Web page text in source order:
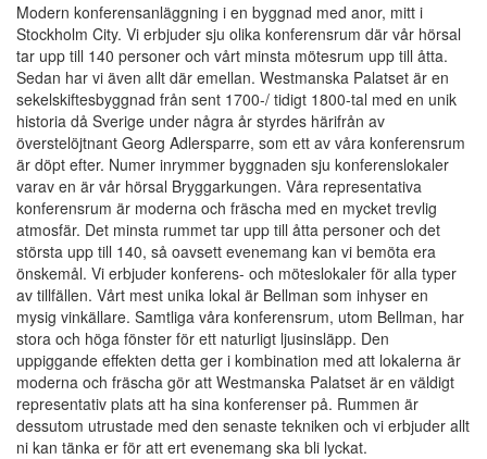
Modern konferensanläggning i en byggnad med anor, mitt i
Stockholm City. Vi erbjuder sju olika konferensrum där vår hörsal
tar upp till 140 personer och vårt minsta mötesrum upp till åtta.
Sedan har vi även allt där emellan. Westmanska Palatset är en
sekelskiftesbyggnad från sent 1700-/ tidigt 1800-tal med en unik
historia då Sverige under några år styrdes härifrån av
överstelöjtnant Georg Adlersparre, som ett av våra konferensrum
är döpt efter. Numer inrymmer byggnaden sju konferenslokaler
varav en är vår hörsal Bryggarkungen. Våra representativa
konferensrum är moderna och fräscha med en mycket trevlig
atmosfär. Det minsta rummet tar upp till åtta personer och det
största upp till 140, så oavsett evenemang kan vi bemöta era
önskemål. Vi erbjuder konferens- och möteslokaler för alla typer
av tillfällen. Vårt mest unika lokal är Bellman som inhyser en
mysig vinkällare. Samtliga våra konferensrum, utom Bellman, har
stora och höga fönster för ett naturligt ljusinsläpp. Den
uppiggande effekten detta ger i kombination med att lokalerna är
moderna och fräscha gör att Westmanska Palatset är en väldigt
representativ plats att ha sina konferenser på. Rummen är
dessutom utrustade med den senaste tekniken och vi erbjuder allt
ni kan tänka er för att ert evenemang ska bli lyckat.